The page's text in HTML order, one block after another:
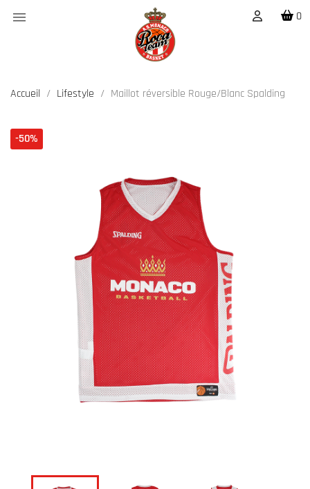
 0
Accueil Lifestyle Maillot réversible Rouge/Blanc Spalding
-50%